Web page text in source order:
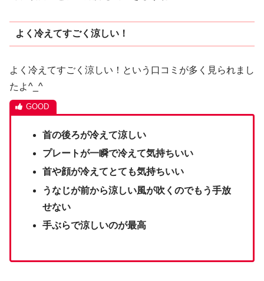
よく冷えてすごく涼しい！
よく冷えてすごく涼しい！という口コミが多く見られまし
たよ^_^
首の後ろが冷えて涼しい
プレートが一瞬で冷えて気持ちいい
首や顔が冷えてとても気持ちいい
うなじが前から涼しい風が吹くのでもう手放
せない
手ぶらで涼しいのが最高